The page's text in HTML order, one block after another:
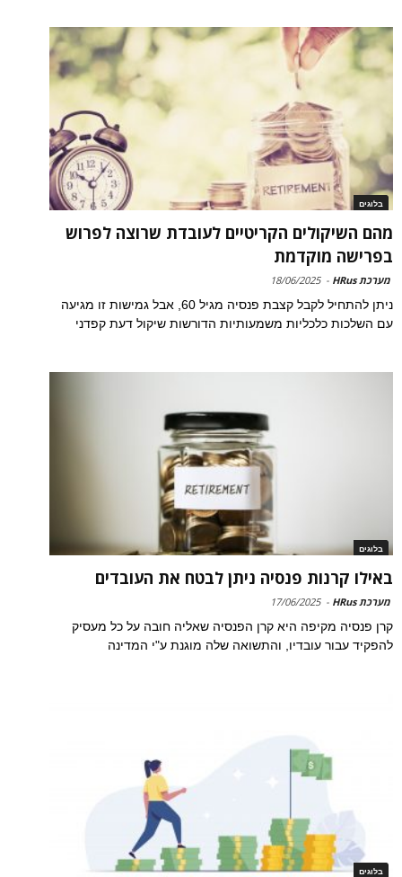
בלוגים
מהם השיקולים הקריטיים לעובדת שרוצה לפרוש
בפרישה מוקדמת
מערכת HRus -
18/06/2025
ניתן להתחיל לקבל קצבת פנסיה מגיל 60, אבל גמישות זו מגיעה
עם השלכות כלכליות משמעותיות הדורשות שיקול דעת קפדני
בלוגים
באילו קרנות פנסיה ניתן לבטח את העובדים
מערכת HRus -
17/06/2025
קרן פנסיה מקיפה היא קרן הפנסיה שאליה חובה על כל מעסיק
להפקיד עבור עובדיו, והתשואה שלה מוגנת ע"י המדינה
בלוגים